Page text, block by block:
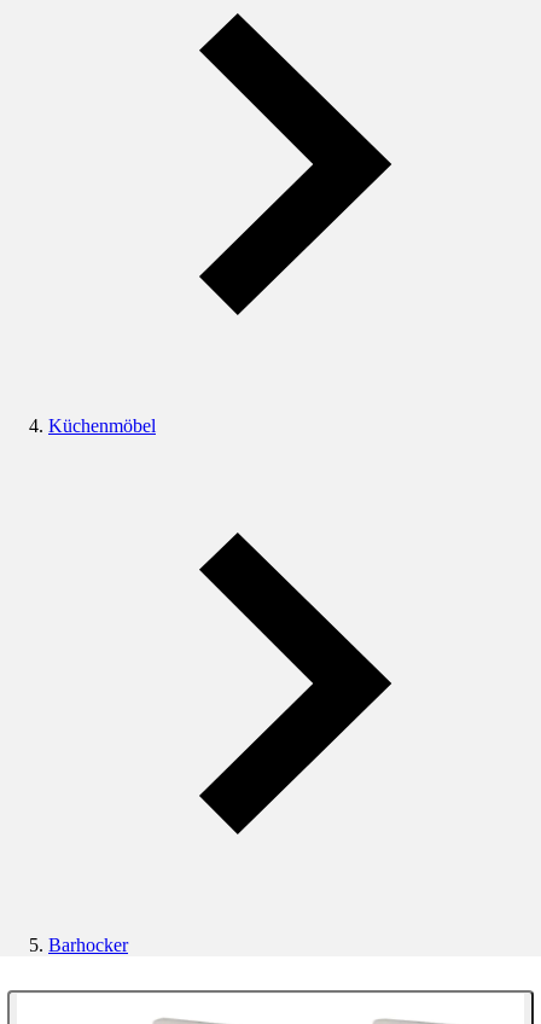
Küchenmöbel
Barhocker